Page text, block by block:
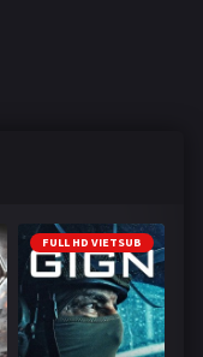
FULL HD VIETSUB